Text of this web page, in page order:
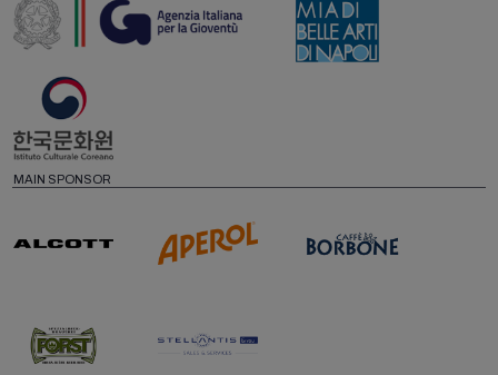
MAIN SPONSOR